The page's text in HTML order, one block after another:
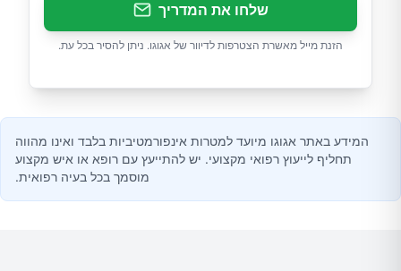
שלחו את המדריך
הזנת מייל מאשרת הצטרפות לדיוור של אגוגו. ניתן להסיר בכל עת.
המידע באתר אגוגו מיועד למטרות אינפורמטיביות בלבד ואינו מהווה
תחליף לייעוץ רפואי מקצועי. יש להתייעץ עם רופא או איש מקצוע
מוסמך בכל בעיה רפואית.